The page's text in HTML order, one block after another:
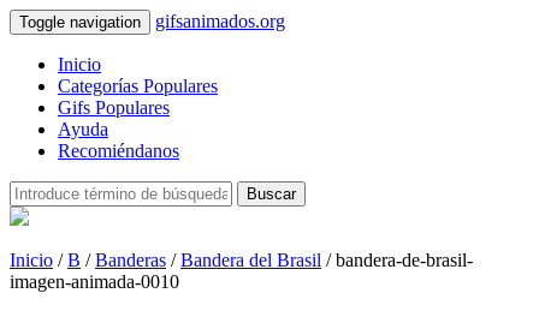
Toggle navigation gifsanimados.org
Inicio
Categorías Populares
Gifs Populares
Ayuda
Recomiéndanos
Buscar
Inicio /B /Banderas /Bandera del Brasil / bandera-de-brasil-
imagen-animada-0010